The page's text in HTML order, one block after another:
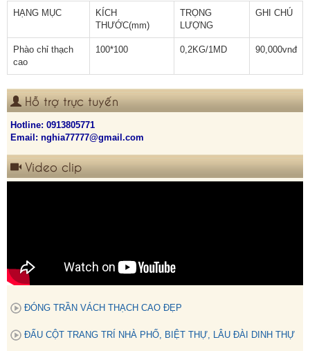
HẠNG MỤC
KÍCH
THƯỚC(mm)
TRỌNG
LƯỢNG
GHI CHÚ
Phào chỉ thạch
cao
100*100 0,2KG/1MD 90,000vnđ
Hỗ trợ trực tuyến
Hotline: 0913805771
Email: nghia77777@gmail.com
Video clip
ĐÓNG TRẦN VÁCH THẠCH CAO ĐẸP
ĐẤU CỘT TRANG TRÍ NHÀ PHỐ, BIỆT THỰ, LÂU ĐÀI DINH THỰ